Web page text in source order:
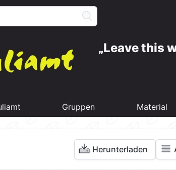
Leave this
Gruppen Material
Herunterladen